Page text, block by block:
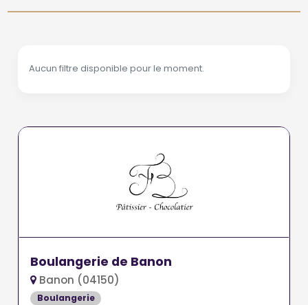
Aucun filtre disponible pour le moment.
Boulangerie de Banon
Banon (04150)
Boulangerie